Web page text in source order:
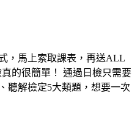
，馬上索取課表，再送ALL
的很簡單！ 通過日檢只需要
聽解檢定5大類題，想要一次